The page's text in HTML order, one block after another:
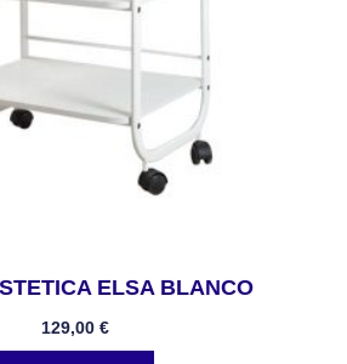
ELSA BLANCO
129,00 €